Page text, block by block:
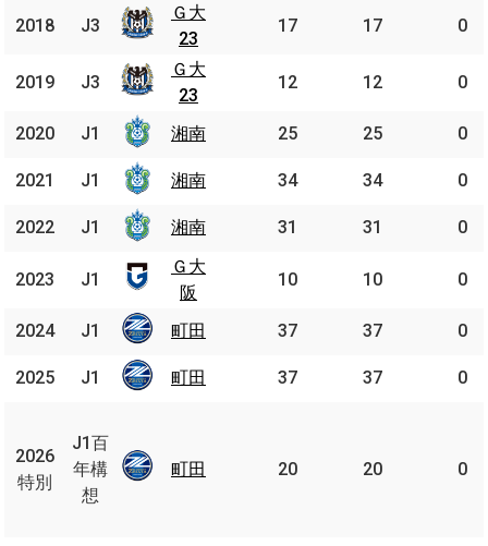
2018
Ｇ大
23
17 17 0
2019
Ｇ大
23
12 12 0
2020 湘南 25 25 0
2021 湘南 34 34 0
2022 湘南 31 31 0
2023
Ｇ大
阪
10 10 0
2024 町田 37 37 0
2025 町田 37 37 0
2026
特別
百
年
町田 20 20 0
2018 J3
Ｇ大
23
2019 J3
Ｇ大
23
2020
J1 湘南
2021 J1 湘南
2022 J1 湘南
2023 J1
Ｇ大
阪
2024
J1 町田
2025 J1 町田
2026
特別
J1百
年構
想
町田